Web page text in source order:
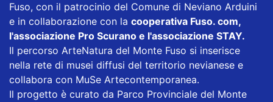
Fuso, con il patrocinio del Comune di Neviano Arduini
e in collaborazione con la cooperativa Fuso. com,
l'associazione Pro Scurano e l'associazione STAY.
Il percorso ArteNatura del Monte Fuso si inserisce
nella rete di musei diffusi del territorio nevianese e
collabora con MuSe Artecontemporanea.
Il progetto è curato da Parco Provinciale del Monte